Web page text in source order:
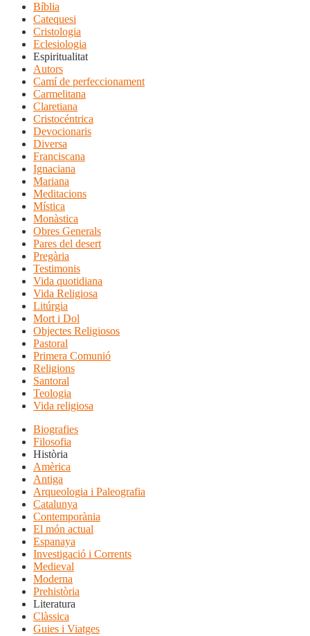
Bíblia
Catequesi
Cristologia
Eclesiologia
Espiritualitat
Autors
Camí de perfeccionament
Carmelitana
Claretiana
Cristocéntrica
Devocionaris
Diversa
Franciscana
Ignaciana
Mariana
Meditacions
Mística
Monàstica
Obres Generals
Pares del desert
Pregària
Testimonis
Vida quotidiana
Vida Religiosa
Litúrgia
Mort i Dol
Objectes Religiosos
Pastoral
Primera Comunió
Religions
Santoral
Teologia
Vida religiosa
Biografies
Filosofia
Història
Amèrica
Antiga
Arqueologia i Paleografia
Catalunya
Contemporània
El món actual
Espanaya
Investigació i Corrents
Medieval
Moderna
Prehistòria
Literatura
Clàssica
Guies i Viatges